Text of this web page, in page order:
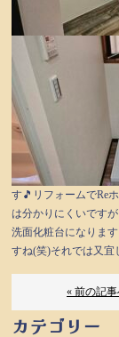
す🎵リフォームでRe
は分かりにくいです
洗面化粧台になりま
すね(笑)それでは又宜
« 前の記
カテゴリー